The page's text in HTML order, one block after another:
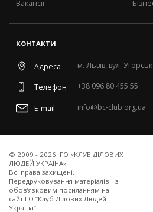
Вакансії
КОНТАКТИ
Адреса м. Львів, вул.
Телефон +38 096 80 455 55
E-mail info@bc-club.org.ua
© 2009 - 2026. ГО «КЛУБ ДІЛОВИХ
ЛЮДЕЙ УКРАЇНА»
Всi права захищенi.
Передруковування матеріалів - з
обов’язковим посиланням на
сайт ГО “Клуб Ділових Людей
Україна”.